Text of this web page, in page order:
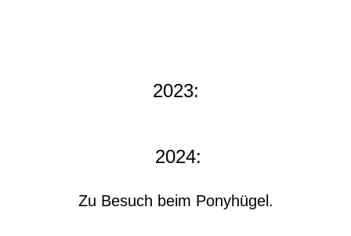
2023:
2024:
Zu Besuch beim Ponyhügel.